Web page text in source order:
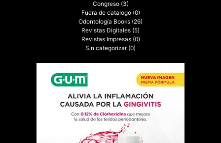
Congreso (3)
Fuera de catalogo (0)
Odontología Books (26)
Revistas Digitales (5)
Revistas Impresas (0)
Sin categorizar (0)